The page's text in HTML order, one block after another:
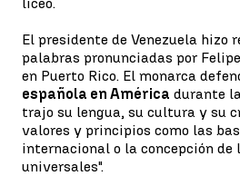
El presidente de Venezuela hizo
palabras pronunciadas por
en Puerto Rico. El monarca
española en América durante
trajo su lengua, su cultura y su
valores y principios como las
internacional o la concepción de
universales".